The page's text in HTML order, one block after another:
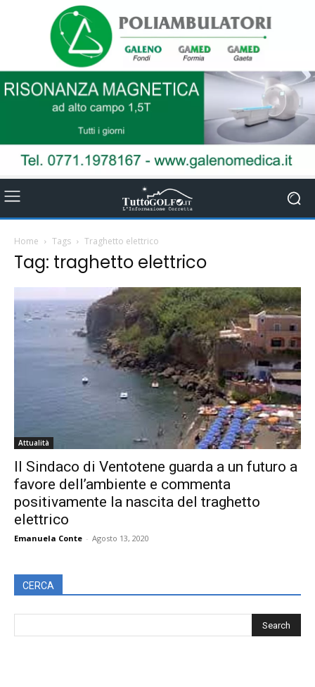
Home Tags Traghetto elettrico
Tag: traghetto elettrico
Attualità
Il Sindaco di Ventotene guarda a un futuro a
favore dell’ambiente e commenta
positivamente la nascita del traghetto
elettrico
Emanuela Conte - Agosto 13, 2020
CERCA